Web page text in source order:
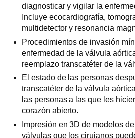
diagnosticar y vigilar la
Incluye ecocardiografía,
multidetector y resonancia
Procedimientos de invasión
enfermedad de la válvula
reemplazo transcatéter de la
El estado de las personas
transcatéter de la válvula
las personas a las que les
corazón abierto.
Impresión en 3D de modelos
válvulas que los cirujanos